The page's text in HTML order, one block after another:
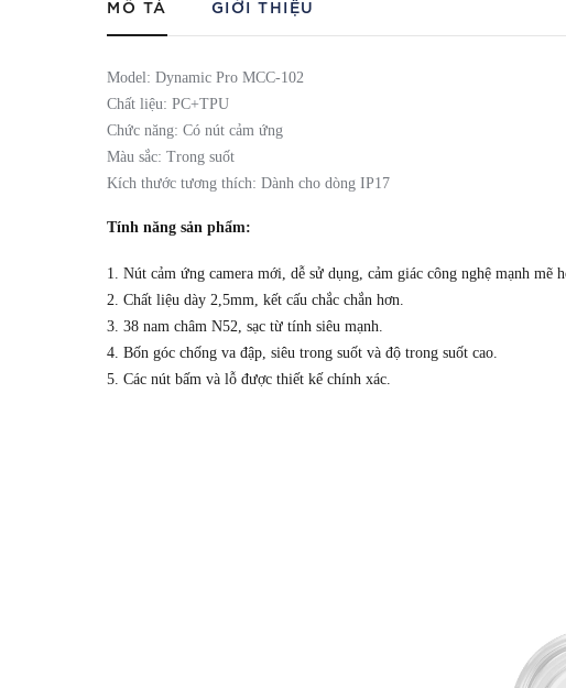
MÔ TẢ GIỚI THIỆU
Model: Dynamic Pro MCC-102
Chất liệu: PC+TPU
Chức năng: Có nút cảm ứng
Màu sắc: Trong suốt
Kích thước tương thích: Dành cho dòng IP17
Tính năng sản phẩm:
1. Nút cảm ứng camera mới, dễ sử dụng, cảm giác công nghệ mạnh mẽ
2. Chất liệu dày 2,5mm, kết cấu chắc chắn hơn.
3. 38 nam châm N52, sạc từ tính siêu mạnh.
4. Bốn góc chống va đập, siêu trong suốt và độ trong suốt cao.
5. Các nút bấm và lỗ được thiết kế chính xác.